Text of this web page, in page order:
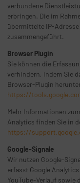
verbundene
erbringen. Die im
übermittelte IP-
zusammengeführt.
Browser Plugin
Sie können die
verhindern, indem Sie
Browser-Plugin
https://
Mehr Informationen
Analytics finden Sie in
https://
Google-Signale
Wir nutzen Google-
erfasst Google
YouTube-Verlauf sowie